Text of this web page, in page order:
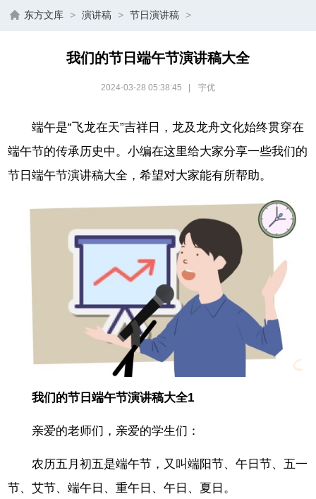
东方文库 > 演讲稿 > 节日演讲稿 >
我们的节日端午节演讲稿大全
2024-03-28 05:38:45 宇优
端午是“飞龙在天”吉祥日，龙及龙舟文化始终贯穿在
端午节的传承历史中。小编在这里给大家分享一些我们的
节日端午节演讲稿大全，希望对大家能有所帮助。
我们的节日端午节演讲稿大全1
亲爱的老师们，亲爱的学生们：
农历五月初五是端午节，又叫端阳节、午日节、五一
节、艾节、端午日、重午日、午日、夏日。